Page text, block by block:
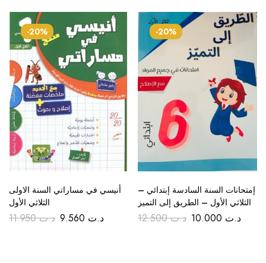
-20%
أنيسي في مساراتي السنة الاولى
الثلاثي الأول
د.ت11.950 د.ت
-20%
إمتحانات السنة السادسة إبتدائي –
الثلاثي الأول – الطريق إلى التميز
د.ت12.500 د.ت